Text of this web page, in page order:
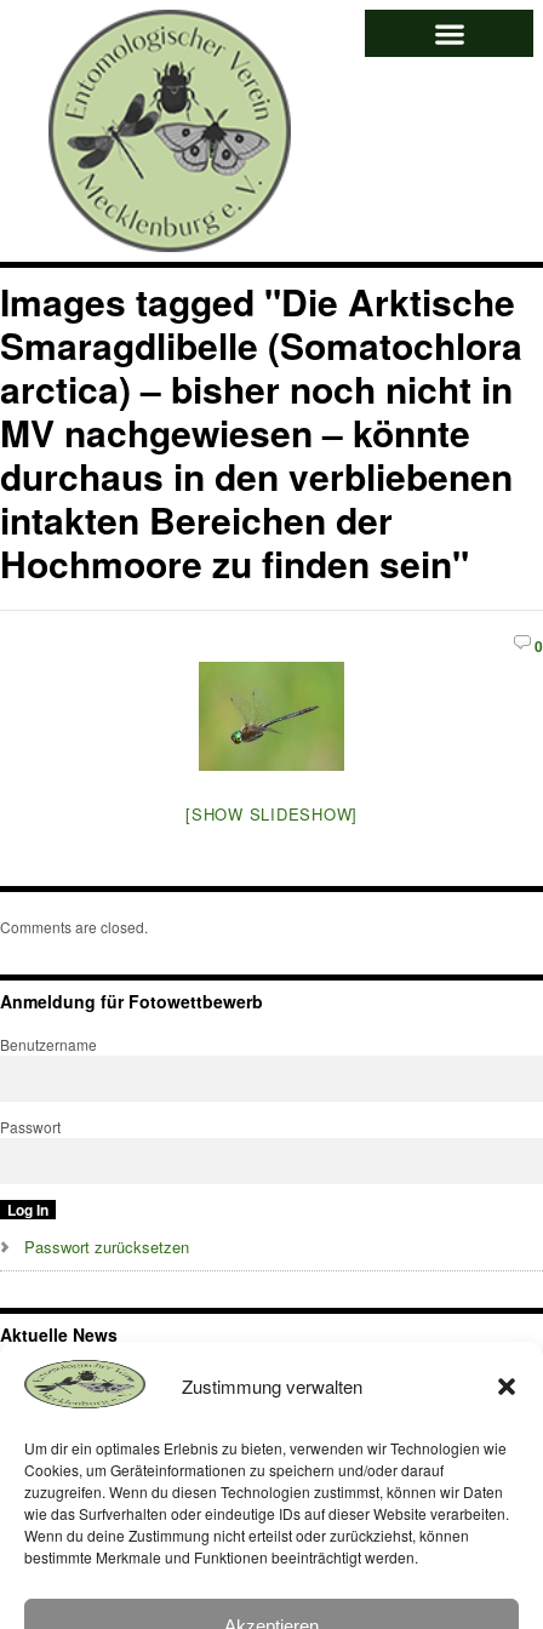
Zustimmung verwalten
Um dir ein optimales Erlebnis zu bieten, verwenden wir Technologien wie
Cookies, um Geräteinformationen zu speichern und/oder darauf
zuzugreifen. Wenn du diesen Technologien zustimmst, können wir Daten
wie das Surfverhalten oder eindeutige IDs auf dieser Website verarbeiten.
Wenn du deine Zustimmung nicht erteilst oder zurückziehst, können
bestimmte Merkmale und Funktionen beeinträchtigt werden.
Images tagged "Die Arktische
Smaragdlibelle (Somatochlora
arctica) – bisher noch nicht in
MV nachgewiesen – könnte
durchaus in den verbliebenen
intakten Bereichen der
Hochmoore zu finden sein"
0
[SHOW SLIDESHOW]
Comments are closed.
Anmeldung für Fotowettbewerb
Benutzername
Passwort
Passwort zurücksetzen
Aktuelle News
Exkursion zur Binnendüne bei Klein Schmölen, Nähe Dömitz,
Westmecklenburg
Die Insektenwelt auf dem begrünten Dach des Müritzeums in Waren –
Ergebnisse 2024
Die Insektenwelt auf dem begrünten Dach des Müritzeums in Waren